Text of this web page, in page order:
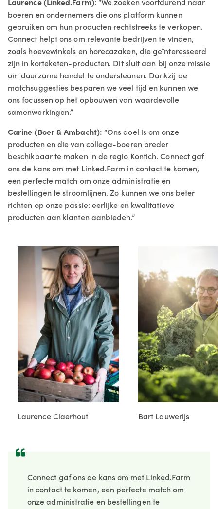
boeren en ondernemers die ons platform kunnen
gebruiken om hun producten rechtstreeks te verkopen.
Connect helpt ons om relevante bedrijven te vinden,
zoals hoevewinkels en horecazaken, die geïnteresseerd
zijn in korteketen-producten. Dit sluit aan bij onze missie
om duurzame handel te ondersteunen. Dankzij de
matchsuggesties besparen we veel tijd en kunnen we
ons focussen op het opbouwen van waardevolle
samenwerkingen.”
Carine (Boer & Ambacht): “Ons doel is om onze
producten en die van collega-boeren breder
beschikbaar te maken in de regio Kontich. Connect gaf
ons de kans om met Linked.Farm in contact te komen,
een perfecte match om onze administratie en
bestellingen te stroomlijnen. Zo kunnen we ons beter
richten op onze passie: eerlijke en kwalitatieve
producten aan klanten aanbieden.”
Laurence Claerhout Bart Lauwerijs
Connect gaf ons de kans om met Linked.Farm
in contact te komen, een perfecte match om
onze administratie en bestellingen te